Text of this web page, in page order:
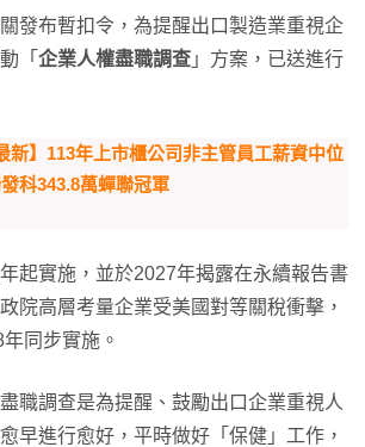
發布暫扣令，為提醒出口製造業重視企
「 企業人權盡職調查 」方案，已送進行
新】113年上市櫃公司非主管員工薪資中位
科343.8萬蟬聯冠軍
起實施，並於2027年揭露在永續報告書
院高層考量企業受美國對等關稅衝擊，
同步實施。
職調查是為提醒、鼓勵出口企業重視人
早進行愈好，平時做好「保健」工作，